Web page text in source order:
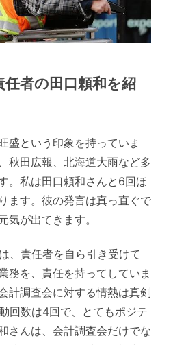
任者の田口頼和を紹
盛という印象を持っていま
秋田広報、北海道大雨など多
。私は田口頼和さんと6回ほ
ます。彼の発言は真っ直ぐで
気が出てきます。
、責任者を自ら引き受けて
務を、責任を持ってしていま
計調査会に対する情熱は真剣
回数は4回で、とてもポジテ
さんは、会計調査会だけでな